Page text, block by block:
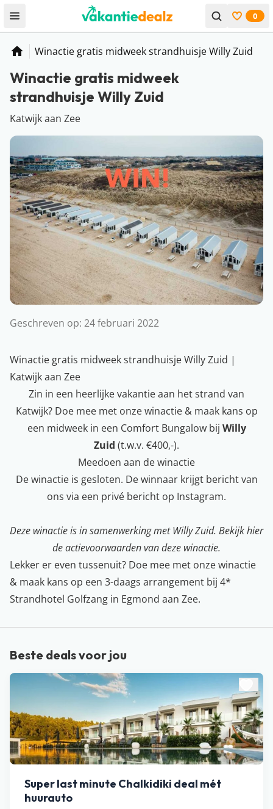
Open menu Bekijk
0
Home
Winactie gratis midweek strandhuisje Willy Zuid
Winactie gratis midweek
strandhuisje Willy Zuid
Katwijk aan Zee
Geschreven op: 24 februari 2022
Winactie gratis midweek strandhuisje Willy Zuid |
Katwijk aan Zee
Zin in een heerlijke vakantie aan het strand van
Katwijk? Doe mee met onze winactie & maak kans op
een midweek in een Comfort Bungalow bij Willy
Zuid (t.w.v. €400,-).
Meedoen aan de winactie
De winactie is gesloten. De winnaar krijgt bericht van
ons via een privé bericht op Instagram.
Deze winactie is in samenwerking met Willy Zuid. Bekijkhier
de actievoorwaarden van deze winactie.
Lekker er even tussenuit? Doe mee met onze winactie
& maak kans op een 3-daags arrangement bij 4*
Strandhotel Golfzang in Egmond aan Zee.
Beste deals voor jou
Super last minute Chalkidiki deal mét
huurauto